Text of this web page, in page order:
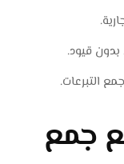
بدون قيود.
التبرعات.
جمع